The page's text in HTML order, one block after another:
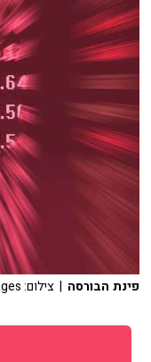
פינת הבורסה | צילום: Ingram Images